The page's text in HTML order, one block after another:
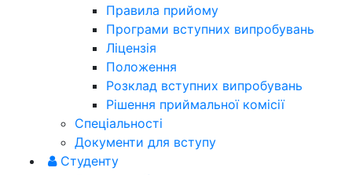
Правила прийому
Програми вступних випробувань
Ліцензія
Положення
Розклад вступних випробувань
Рішення приймальної комісії
Спеціальності
Документи для вступу
Студенту